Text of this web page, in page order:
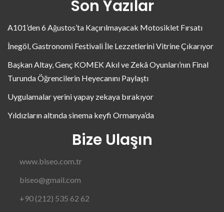
Son Yazılar
A101’den 6 Ağustos’ta Kaçırılmayacak Motosiklet Fırsatı
İnegöl, Gastronomi Festivali İle Lezzetlerini Vitrine Çıkarıyor
Başkan Altay, Genç KOMEK Akıl ve Zekâ Oyunları’nın Final
Turunda Öğrencilerin Heyecanını Paylaştı
Uygulamalar yerini yapay zekaya bırakıyor
Yıldızların altında sinema keyfi Ormanya’da
Bize Ulaşın
www.biseo.com.tr
biseo@gmail.com
+90 (212) 535 62 62